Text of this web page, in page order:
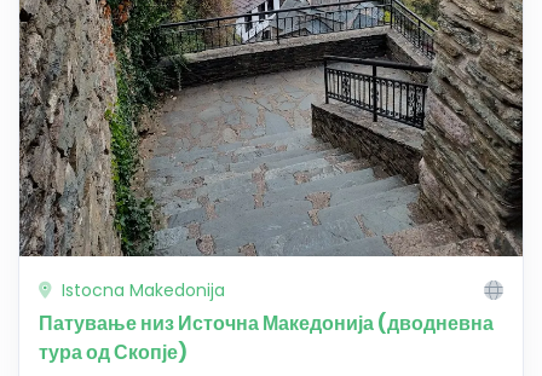
Istocna Makedonija
Патување низ Источна Македонија (дводневна
тура од Скопје)